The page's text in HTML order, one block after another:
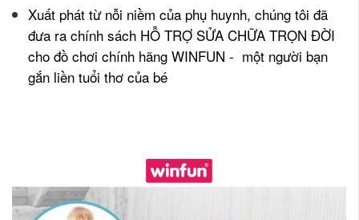
Xuất phát từ nỗi niềm của phụ huynh, chúng tôi đã
đưa ra chính sách HỖ TRỢ SỬA CHỮA TRỌN ĐỜI
cho đồ chơi chính hãng WINFUN - một người bạn
gắn liền tuổi thơ của bé